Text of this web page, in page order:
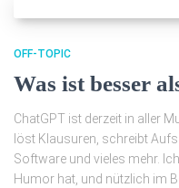
OFF-TOPIC
Was ist besser
ChatGPT ist derzeit in aller
löst Klausuren, schreibt
Software und vieles mehr.
Humor hat, und nützlich im